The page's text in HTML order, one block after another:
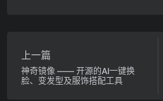
上一篇
神奇镜像 —— 开源的AI一键换
脸、变发型及服饰搭配工具